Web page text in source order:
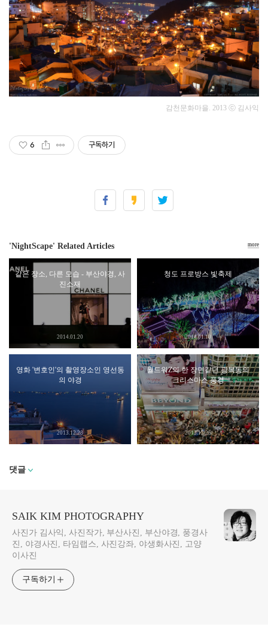
감천문화마을. 2013 ⓒ 김사익
6 구독하기
'NightScape' Related Articles
같은 장소, 다른 모습 - 부산야경, 사
진소재
2014.01.20
청도 프로방스 빛축제
2014.01.10
영화 '변호인'의 촬영장소인 영선동
의 야경
2013.12.28
월드워Z의 한 장면같던 광복동의
크리스마스 풍경
2013.12.26
more
댓글
SAIK KIM PHOTOGRAPHY
사진가 김사익, 사진작가, 부산사진, 부산야경, 풍경사
진, 야경사진, 타임랩스, 사진강좌, 야생화사진, 고양
이사진
구독하기